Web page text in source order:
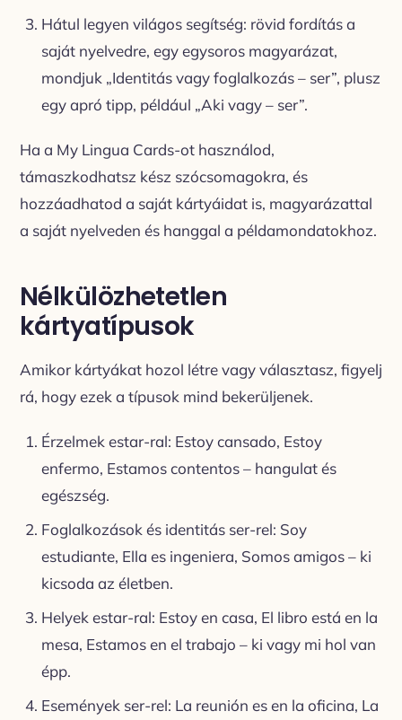
Hátul legyen világos segítség: rövid fordítás a
saját nyelvedre, egy egysoros magyarázat,
mondjuk „Identitás vagy foglalkozás – ser”, plusz
egy apró tipp, például „Aki vagy – ser”.
Ha a My Lingua Cards-ot használod,
támaszkodhatsz kész szócsomagokra, és
hozzáadhatod a saját kártyáidat is, magyarázattal
a saját nyelveden és hanggal a példamondatokhoz.
Nélkülözhetetlen
kártyatípusok
Amikor kártyákat hozol létre vagy választasz, figyelj
rá, hogy ezek a típusok mind bekerüljenek.
Érzelmek estar-ral: Estoy cansado, Estoy
enfermo, Estamos contentos – hangulat és
egészség.
Foglalkozások és identitás ser-rel: Soy
estudiante, Ella es ingeniera, Somos amigos – ki
kicsoda az életben.
Helyek estar-ral: Estoy en casa, El libro está en la
mesa, Estamos en el trabajo – ki vagy mi hol van
épp.
Események ser-rel: La reunión es en la oficina, La